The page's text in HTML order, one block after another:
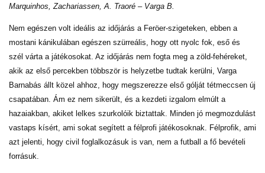
Marquinhos, Zachariassen, A. Traoré – Varga B.
Nem egészen volt ideális az időjárás a Feröer-szigeteken, ebben a
mostani kánikulában egészen szürreális, hogy ott nyolc fok, eső és
szél várta a játékosokat. Az időjárás nem fogta meg a zöld-fehéreket,
akik az első percekben többször is helyzetbe tudtak kerülni, Varga
Barnabás állt közel ahhoz, hogy megszerezze első gólját tétmeccsen új
csapatában. Ám ez nem sikerült, és a kezdeti izgalom elmúlt a
hazaiakban, akiket lelkes szurkolóik biztattak. Minden jó megmozdulást
vastaps kísért, ami sokat segített a félprofi játékosoknak. Félprofik, ami
azt jelenti, hogy civil foglalkozásuk is van, nem a futball a fő bevételi
forrásuk.